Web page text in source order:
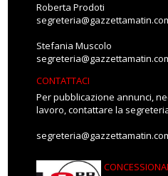
Roberta Prodoti
Stefania Muscolo
CONTATTACI
Per pubblicazione annunci,
lavoro, contattare la